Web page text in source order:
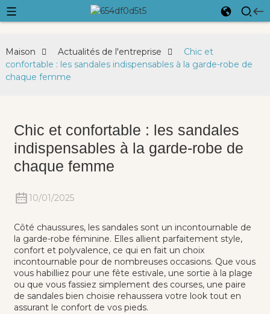
Maison Actualités de l'entreprise
Chic et
confortable : les sandales indispensables à la garde-robe de
chaque femme
Chic et confortable : les sandales
indispensables à la garde-robe de
chaque femme
10/01/2025
Côté chaussures, les sandales sont un incontournable de
la garde-robe féminine. Elles allient parfaitement style,
confort et polyvalence, ce qui en fait un choix
incontournable pour de nombreuses occasions. Que vous
vous habilliez pour une fête estivale, une sortie à la plage
ou que vous fassiez simplement des courses, une paire
de sandales bien choisie rehaussera votre look tout en
assurant le confort de vos pieds.